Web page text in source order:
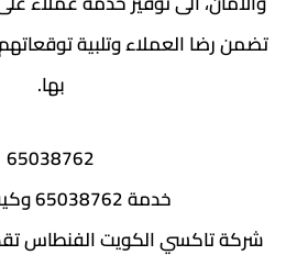
تضمن رضا العملاء وتلبية
بها.
65038762
خدمة 65038762 وكيفية الحجز
شركة تاكسي الكويت الفنطاس